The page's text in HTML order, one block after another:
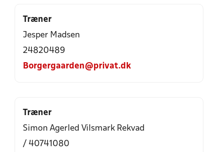
Træner
Jesper Madsen
24820489
Borgergaarden@privat.dk
Træner
Simon Agerled Vilsmark Rekvad
/ 40741080